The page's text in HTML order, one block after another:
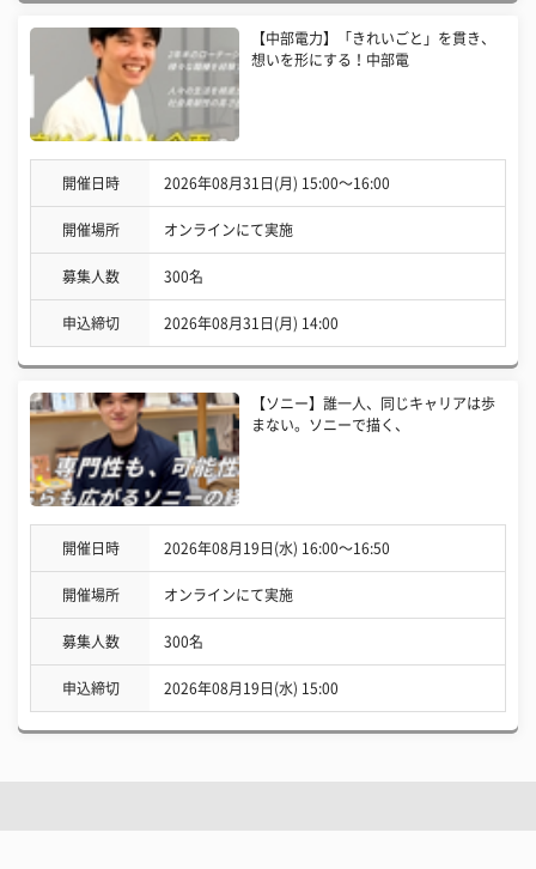
【中部電力】「きれいごと」を貫き、
想いを形にする！中部電
開催日時 2026年08月31日(月) 15:00〜16:00
開催場所 オンラインにて実施
募集人数 300名
申込締切 2026年08月31日(月) 14:00
【ソニー】誰一人、同じキャリアは歩
まない。ソニーで描く、
開催日時 2026年08月19日(水) 16:00〜16:50
開催場所 オンラインにて実施
募集人数 300名
申込締切 2026年08月19日(水) 15:00